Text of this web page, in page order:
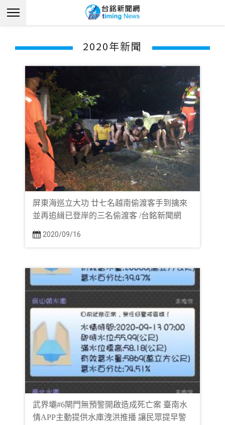
2020年新聞
屏東海巡立大功 廿七名越南偷渡客手到擒來
並再追緝已登岸的三名偷渡客 /台銘新聞網
2020/09/16
武界壩#6閘門無預警開啟造成死亡案 臺南水
情APP主動提供水庫洩洪推播 讓民眾提早警